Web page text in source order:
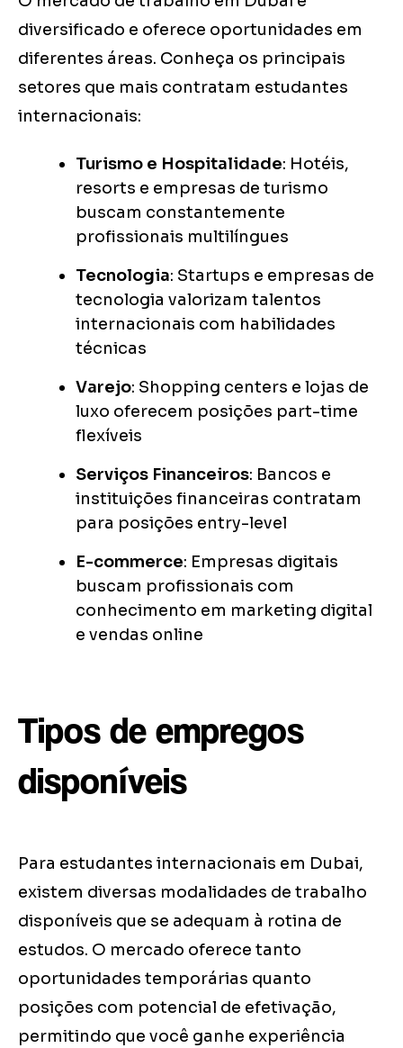
diversificado e oferece oportunidades em
diferentes áreas. Conheça os principais
setores que mais contratam estudantes
internacionais:
Turismo e Hospitalidade: Hotéis,
resorts e empresas de turismo
buscam constantemente
profissionais multilíngues
Tecnologia: Startups e empresas de
tecnologia valorizam talentos
internacionais com habilidades
técnicas
Varejo: Shopping centers e lojas de
luxo oferecem posições part-time
flexíveis
Serviços Financeiros: Bancos e
instituições financeiras contratam
para posições entry-level
E-commerce: Empresas digitais
buscam profissionais com
conhecimento em marketing digital
e vendas online
Tipos de empregos
disponíveis
Para estudantes internacionais em Dubai,
existem diversas modalidades de trabalho
disponíveis que se adequam à rotina de
estudos. O mercado oferece tanto
oportunidades temporárias quanto
posições com potencial de efetivação,
permitindo que você ganhe experiência